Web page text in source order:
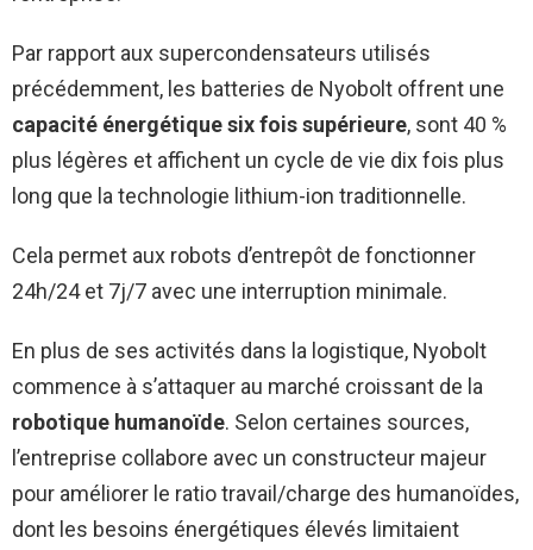
Par rapport aux supercondensateurs utilisés
précédemment, les batteries de Nyobolt offrent une
capacité énergétique six fois supérieure, sont 40 %
plus légères et affichent un cycle de vie dix fois plus
long que la technologie lithium-ion traditionnelle.
Cela permet aux robots d’entrepôt de fonctionner
24h/24 et 7j/7 avec une interruption minimale.
En plus de ses activités dans la logistique, Nyobolt
commence à s’attaquer au marché croissant de la
robotique humanoïde. Selon certaines sources,
l’entreprise collabore avec un constructeur majeur
pour améliorer le ratio travail/charge des humanoïdes,
dont les besoins énergétiques élevés limitaient